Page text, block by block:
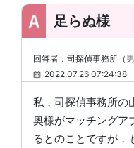
足らぬ様
回答者：司探偵事務所（
2022.07.26 07:24:38
私，司探偵事務所の
奥様がマッチングア
るとのことですが，